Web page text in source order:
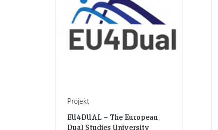
Projekt
EU4DUAL – The European
Dual Studies University